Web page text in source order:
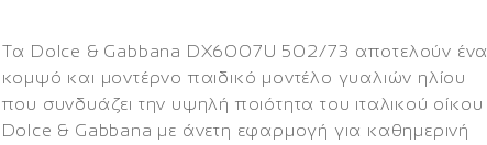
Τα Dolce & Gabbana DX6007U 502/73 αποτελούν ένα
κομψό και μοντέρνο παιδικό μοντέλο γυαλιών ηλίου
που συνδυάζει την υψηλή ποιότητα του ιταλικού οίκου
Dolce & Gabbana με άνετη εφαρμογή για καθημερινή